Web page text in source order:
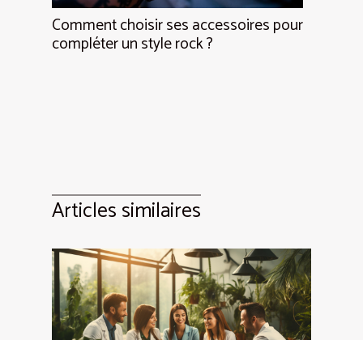
Comment choisir ses accessoires pour
compléter un style rock ?
Articles similaires